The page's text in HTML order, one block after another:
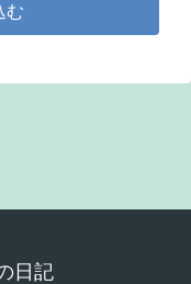
む
日記